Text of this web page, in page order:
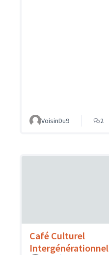
VoisinDu9 2
Café Culturel
Intergénérationnel